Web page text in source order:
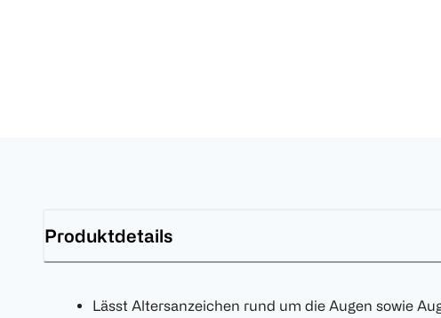
Produktdetails
Lässt Altersanzeichen rund um die Augen sowie